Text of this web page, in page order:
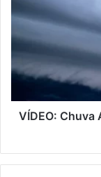
VÍDEO: